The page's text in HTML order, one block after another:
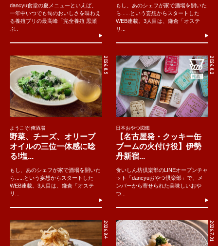
dancyu食堂の夏メニューといえば、
一年中いつでも旬のおいしさを味わえ
る養殖ブリの最高峰「完全養殖 黒瀬
ぶ..
もし、あのシェフが家で酒場を開いた
ら......という妄想からスタートした
WEB連載。3人目は、鎌倉「オステ
リ...
2026.8.5
ようこそ!俺酒場
野菜、チーズ、オリーブ
オイルの三位一体感に唸
る!塩...
もし、あのシェフが家で酒場を開いた
ら......という妄想からスタートした
WEB連載。3人目は、鎌倉「オステ
リ...
2026.8.2
日本おやつ図鑑
【名古屋発・クッキー缶
ブームの火付け役】伊勢
丹新宿...
食いしん坊倶楽部のLINEオープンチャ
ット「dancyuおやつ倶楽部」で、メ
ンバーから寄せられた美味しいおや
つ...
2026.8.4 2026.7.31